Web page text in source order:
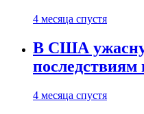
4 месяца спустя
В США
4 месяца спустя